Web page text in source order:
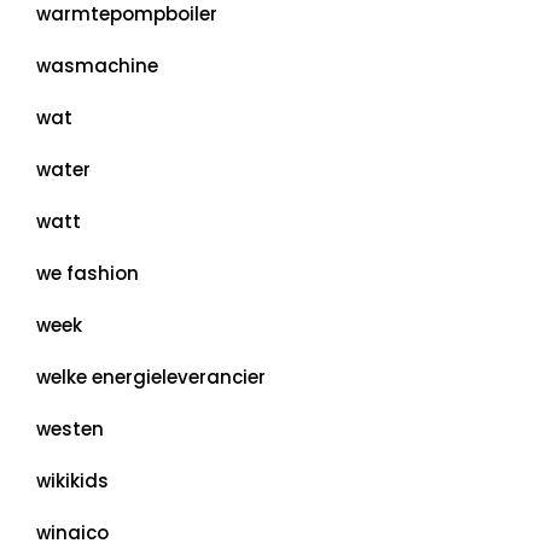
warmtepompboiler
wasmachine
wat
water
watt
we fashion
week
welke energieleverancier
westen
wikikids
winaico